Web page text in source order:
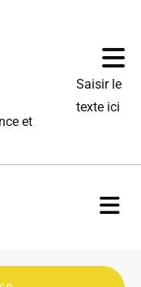
et
Saisir le
texte ici